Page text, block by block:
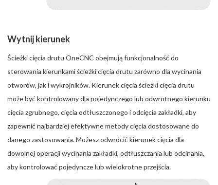
Wytnij kierunek
Ścieżki cięcia drutu OneCNC obejmują funkcjonalność do
sterowania kierunkami ścieżki cięcia drutu zarówno dla wycinania
otworów, jak i wykrojników. Kierunek cięcia ścieżki cięcia drutu
może być kontrolowany dla pojedynczego lub odwrotnego kierunku
cięcia zgrubnego, cięcia odtłuszczonego i odcięcia zakładki, aby
zapewnić najbardziej efektywne metody cięcia dostosowane do
danego zastosowania. Możesz odwrócić kierunek cięcia dla
dowolnej operacji wycinania zakładki, odtłuszczania lub odcinania,
aby kontrolować pojedyncze lub wielokrotne przejścia.